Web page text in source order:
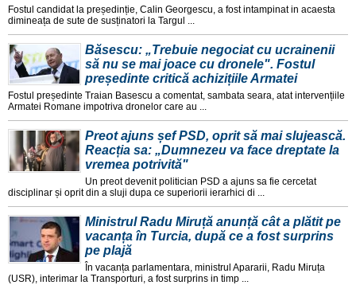
Fostul candidat la președinție, Calin Georgescu, a fost intampinat in acaesta
dimineața de sute de susținatori la Targul ...
Băsescu: „Trebuie negociat cu ucrainenii
să nu se mai joace cu dronele". Fostul
președinte critică achizițiile Armatei
Fostul președinte Traian Basescu a comentat, sambata seara, atat intervențiile
Armatei Romane impotriva dronelor care au ...
Preot ajuns șef PSD, oprit să mai slujească.
Reacția sa: „Dumnezeu va face dreptate la
vremea potrivită"
Un preot devenit politician PSD a ajuns sa fie cercetat
disciplinar și oprit din a sluji dupa ce superiorii ierarhici di ...
Ministrul Radu Miruță anunță cât a plătit pe
vacanța în Turcia, după ce a fost surprins
pe plajă
În vacanța parlamentara, ministrul Apararii, Radu Miruța
(USR), interimar la Transporturi, a fost surprins in timp ...